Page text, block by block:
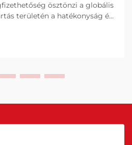
ösztönzi a globális
területén a hatékonyság és
A kínai poliuretán
megoldás...